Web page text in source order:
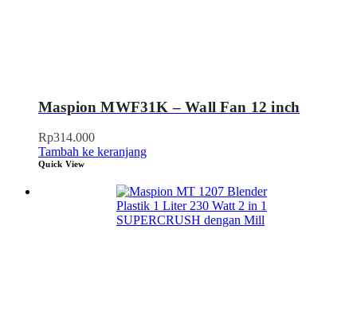
Maspion MWF31K – Wall Fan 12 inch
Rp314.000
Tambah ke keranjang
Quick View